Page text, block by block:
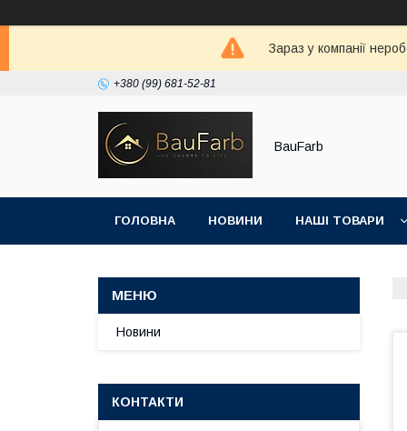
Зараз у компанії
+380 (99) 681-52-81
BauFarb
ГОЛОВНА НОВИНИ НАШІ ТОВАРИ
Новини
КОНТАКТИ